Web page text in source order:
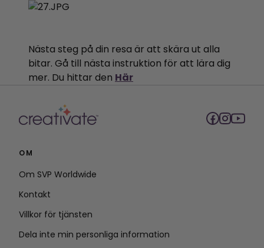
Nästa steg på din resa är att skära ut alla
bitar. Gå till nästa instruktion för att lära dig
mer. Du hittar den Här
OM
Om SVP Worldwide
Kontakt
Villkor för tjänsten
Dela inte min personliga information